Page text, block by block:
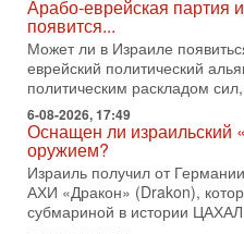
меняли политический
вспомнить взлет партии
31-07-2026, 17:00
Тайны закрытых дверей:
молчат Трамп и
Недавний визит премьер-
Нетаньяху в США и его
оставили больше вопросов,
31-07-2026, 15:18
Иран готовит покушение
Арабо-еврейская партия
появится...
Может ли в Израиле
еврейский политический
политическим раскладом
6-08-2026, 17:49
Оснащен ли израильский
оружием?
Израиль получил от
АХИ «Дракон» (Drakon),
субмариной в истории